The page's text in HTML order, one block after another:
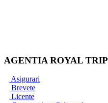
AGENTIA ROYAL TRIP
Asigurari
Brevete
Licente